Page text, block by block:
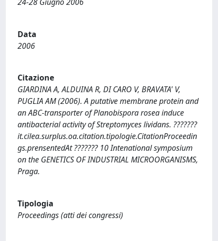
Data
2006
Citazione
GIARDINA A, ALDUINA R, DI CARO V, BRAVATA' V,
PUGLIA AM (2006). A putative membrane protein and
an ABC-transporter of Planobispora rosea induce
antibacterial activity of Streptomyces lividans. ???????
it.cilea.surplus.oa.citation.tipologie.CitationProceedin
gs.prensentedAt ??????? 10 Intenational symposium
on the GENETICS OF INDUSTRIAL MICROORGANISMS,
Praga.
Tipologia
Proceedings (atti dei congressi)